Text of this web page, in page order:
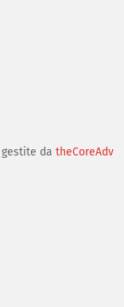
da theCoreAdv